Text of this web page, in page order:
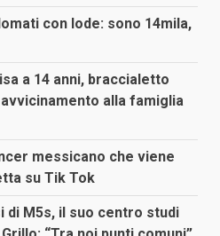
con lode: sono 14mila,
a 14 anni, braccialetto
alla famiglia
messicano che viene
su Tik Tok
di M5s, il suo centro studi